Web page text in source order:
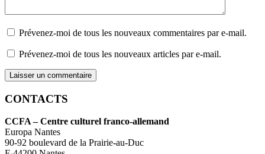
Prévenez-moi de tous les nouveaux commentaires par e-mail.
Prévenez-moi de tous les nouveaux articles par e-mail.
CONTACTS
CCFA – Centre culturel franco-allemand
Europa Nantes
90-92 boulevard de la Prairie-au-Duc